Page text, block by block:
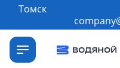
Томск